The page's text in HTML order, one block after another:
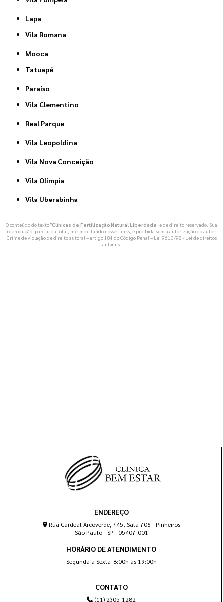
Lapa
Vila Romana
Mooca
Tatuapé
Paraíso
Vila Clementino
Real Parque
Vila Leopoldina
Vila Nova Conceição
Vila Olímpia
Vila Uberabinha
O conteúdo do texto "Clínicas de Fertilização Natural Liberdade" é de direito reservado. Sua
reprodução, parcial ou total, mesmo citando nossos links, é proibida sem a autorização do autor.
Crime de violação de direito autoral – artigo 184 do Código Penal – Lei 9610/98 - Lei de direitos
autorais.
ENDEREÇO
Rua Cardeal Arcoverde, 745, Sala 706 - Pinheiros
São Paulo - SP - 05407-001
HORÁRIO DE ATENDIMENTO
Segunda à Sexta: 8:00h às 19:00h
CONTATO
(11) 2305-1282